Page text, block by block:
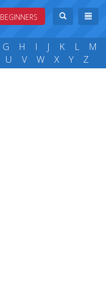
BEGINNERS
G H I J K L
M
U V W X Y Z